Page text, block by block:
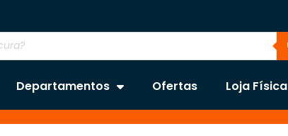
Departamentos Ofertas Loja Física